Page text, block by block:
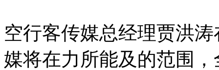
空行客传媒总经理贾洪
媒将在力所能及的范围